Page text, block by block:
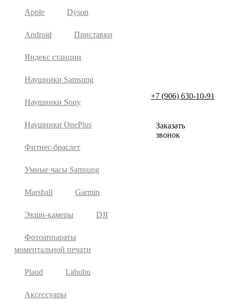
Apple Dyson
Android Приставки
Яндекс станции
Наушники Samsung
Наушники Sony
Наушники OnePlus
Фитнес-браслет
Умные часы Samsung
Marshall Garmin
Экшн-камеры DJI
Фотоаппараты
моментальной печати
Plaud Labubu
Аксессуары
+7 (906) 630-10-91
Заказать
звонок